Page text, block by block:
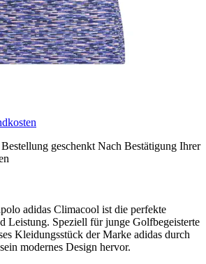
geschenkt Nach Bestätigung Ihrer
adidas Climacool ist die perfekte
Leistung. Speziell für junge Golfbegeisterte
Kleidungsstück der Marke adidas durch
modernes Design hervor.